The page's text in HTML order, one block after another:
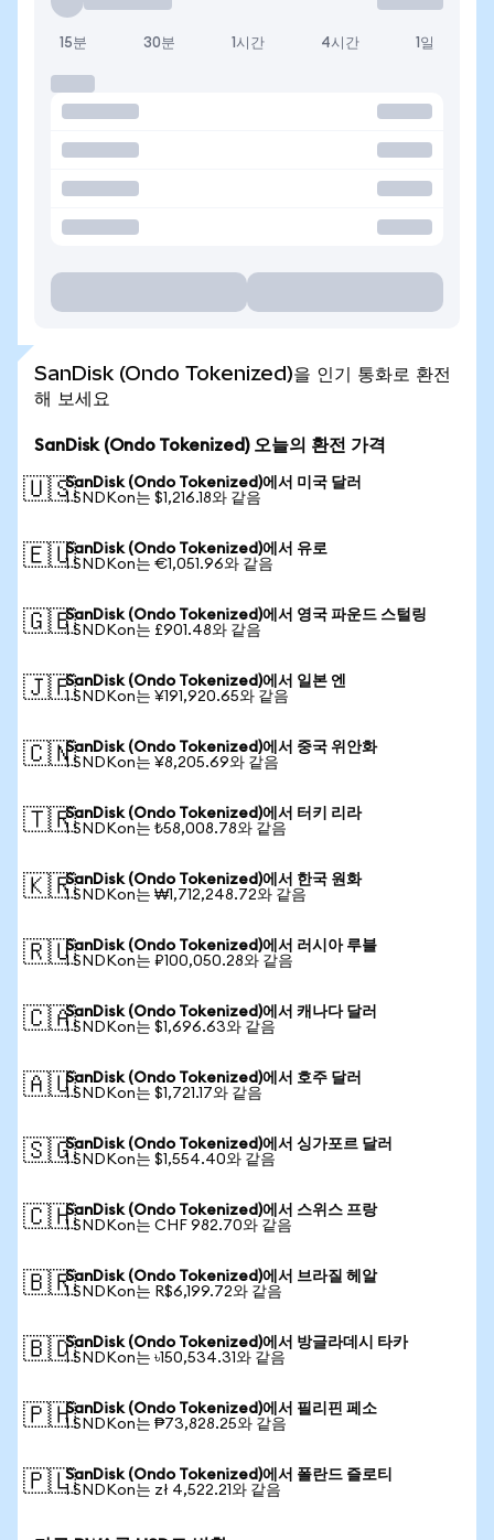
15분 30분 1시간 4시간 1일
SanDisk (Ondo Tokenized)을 인기 통화로 환전
해 보세요
SanDisk (Ondo Tokenized) 오늘의 환전 가격
🇺🇸SanDisk (Ondo Tokenized)에서 미국 달러
1 SNDKon는 $1,216.18와 같음
🇪🇺SanDisk (Ondo Tokenized)에서 유로
1 SNDKon는 €1,051.96와 같음
🇬🇧SanDisk (Ondo Tokenized)에서 영국 파운드 스털링
1 SNDKon는 £901.48와 같음
🇯🇵SanDisk (Ondo Tokenized)에서 일본 엔
1 SNDKon는 ¥191,920.65와 같음
🇨🇳SanDisk (Ondo Tokenized)에서 중국 위안화
1 SNDKon는 ¥8,205.69와 같음
🇹🇷SanDisk (Ondo Tokenized)에서 터키 리라
1 SNDKon는 ₺58,008.78와 같음
🇰🇷SanDisk (Ondo Tokenized)에서 한국 원화
1 SNDKon는 ₩1,712,248.72와 같음
🇷🇺SanDisk (Ondo Tokenized)에서 러시아 루블
1 SNDKon는 ₽100,050.28와 같음
🇨🇦SanDisk (Ondo Tokenized)에서 캐나다 달러
1 SNDKon는 $1,696.63와 같음
🇦🇺SanDisk (Ondo Tokenized)에서 호주 달러
1 SNDKon는 $1,721.17와 같음
🇸🇬SanDisk (Ondo Tokenized)에서 싱가포르 달러
1 SNDKon는 $1,554.40와 같음
🇨🇭SanDisk (Ondo Tokenized)에서 스위스 프랑
1 SNDKon는 CHF 982.70와 같음
🇧🇷SanDisk (Ondo Tokenized)에서 브라질 헤알
1 SNDKon는 R$6,199.72와 같음
🇧🇩SanDisk (Ondo Tokenized)에서 방글라데시 타카
1 SNDKon는 ৳150,534.31와 같음
🇵🇭SanDisk (Ondo Tokenized)에서 필리핀 페소
1 SNDKon는 ₱73,828.25와 같음
🇵🇱SanDisk (Ondo Tokenized)에서 폴란드 즐로티
1 SNDKon는 zł 4,522.21와 같음